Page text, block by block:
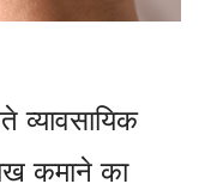
कमाने का